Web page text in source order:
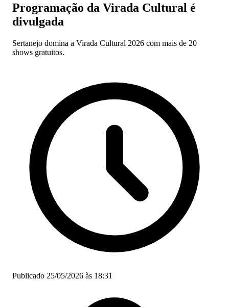
Programação da Virada Cultural é
divulgada
Sertanejo domina a Virada Cultural 2026 com mais de 20
shows gratuitos.
Publicado 25/05/2026 às 18:31